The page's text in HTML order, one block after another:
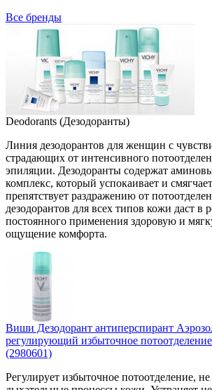
Все бренды
Deodorants (Дезодоранты)
Линия дезодорантов для женщин с
страдающих от интенсивного
эпи­ляции. Дезо­доранты содержат
комплекс, который успо­каивает и
препятствует раздражению от
дезодорантов для всех типов кожи даст в
постоянного применения здоровую и
ощущение комфорта.
Виши Дезодорант антиперспирант
регулирующий избыточное
(2980601)
Регулирует избыточное потоотделение,